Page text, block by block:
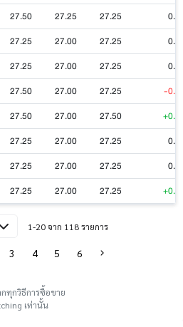
27.50 27.25 27.25
27.25 27.00 27.25
27.25 27.00 27.25
27.50 27.00 27.25
-
27.50 27.00 27.50
27.25 27.00 27.25
27.25 27.00 27.25
27.25 27.00 27.25
1-20 จาก 118 รายการ
3 4 5 6
ทุกวิธีการซื้อขาย
เท่านั้น